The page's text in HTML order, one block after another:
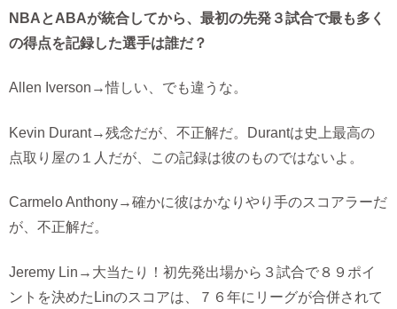
NBAとABAが統合してから、最初の先発３試合で最も多く
の得点を記録した選手は誰だ？
Allen Iverson→惜しい、でも違うな。
Kevin Durant→残念だが、不正解だ。Durantは史上最高の
点取り屋の１人だが、この記録は彼のものではないよ。
Carmelo Anthony→確かに彼はかなりやり手のスコアラーだ
が、不正解だ。
Jeremy Lin→大当たり！初先発出場から３試合で８９ポイ
ントを決めたLinのスコアは、７６年にリーグが合併されて